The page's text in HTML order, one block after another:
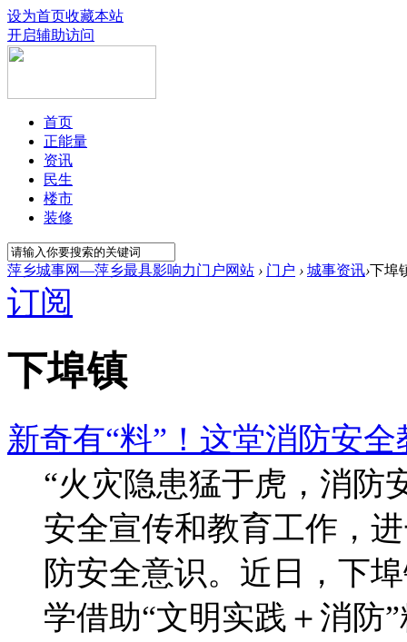
设为首页收藏本站
开启辅助访问
首页
正能量
资讯
民生
楼市
装修
萍乡城事网—萍乡最具影响力门户网站 › 门户 › 城事资讯›下埠
订阅
下埠镇
新奇有“料”！这堂消防安
“火灾隐患猛于虎，消防
安全宣传和教育工作，
防安全意识。近日，下
学借助“文明实践＋消防